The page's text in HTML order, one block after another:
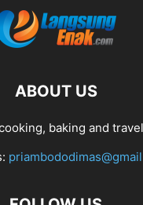
ABOUT US
baking and